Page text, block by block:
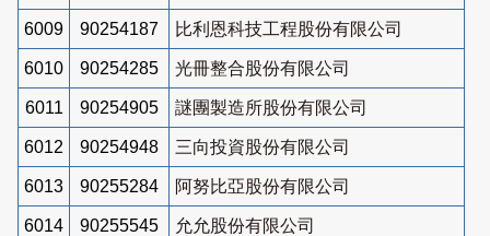
6009 90254187 比利恩科技工程股份有限公司
6010 90254285 光冊整合股份有限公司
6011 90254905 謎團製造所股份有限公司
6012 90254948 三向投資股份有限公司
6013 90255284 阿努比亞股份有限公司
6014 90255545 允允股份有限公司